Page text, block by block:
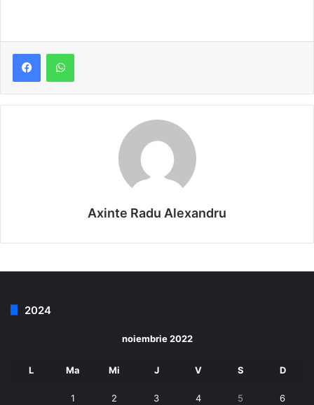
Axinte Radu Alexandru
2024
noiembrie 2022
L Ma Mi J V S D
1 2 3 4 5 6